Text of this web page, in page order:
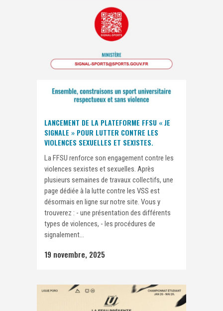
LANCEMENT DE LA PLATEFORME FFSU « JE
SIGNALE » POUR LUTTER CONTRE LES
VIOLENCES SEXUELLES ET SEXISTES.
La FFSU renforce son engagement contre les
violences sexistes et sexuelles. Après
plusieurs semaines de travaux collectifs, une
page dédiée à la lutte contre les VSS est
désormais en ligne sur notre site. Vous y
trouverez : - une présentation des différents
types de violences, - les procédures de
signalement...
19 novembre, 2025